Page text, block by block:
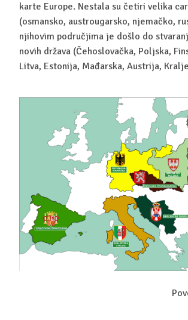
karte Europe. Nestala su četiri velika
(osmansko, austrougarsko, njemačko,
njihovim područjima je došlo do
novih država (Čehoslovačka, Poljska,
Litva, Estonija, Mađarska, Austrija,